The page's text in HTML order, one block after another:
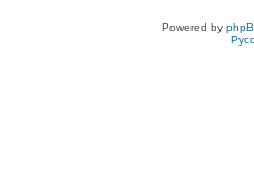
Powered by